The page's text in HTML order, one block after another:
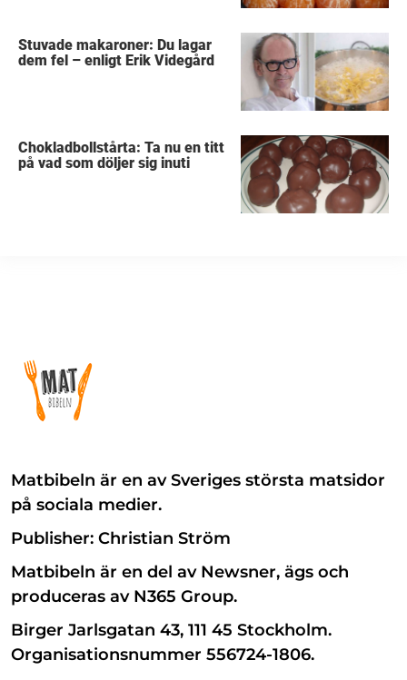
Stuvade makaroner: Du lagar
dem fel – enligt Erik Videgård
Chokladbollstårta: Ta nu en titt
på vad som döljer sig inuti
Matbibeln är en av Sveriges största matsidor
på sociala medier.
Publisher: Christian Ström
Matbibeln är en del av Newsner, ägs och
produceras av N365 Group.
Birger Jarlsgatan 43, 111 45 Stockholm.
Organisationsnummer 556724-1806.